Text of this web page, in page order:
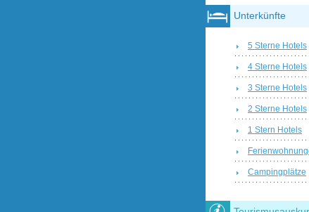
Unterkünfte
5 Sterne Hotels
4 Sterne Hotels
3 Sterne Hotels
2 Sterne Hotels
1 Stern Hotels
Campingplätze